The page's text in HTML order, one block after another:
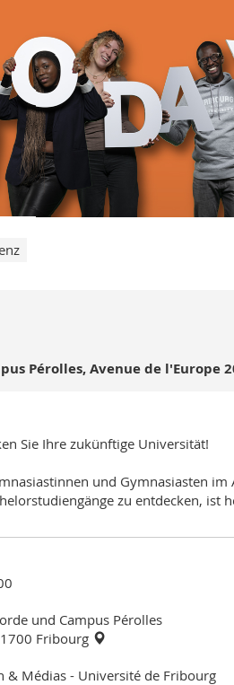
Pérolles, Avenue de l'Europe
Sie Ihre zukünftige Universität!
und Gymnasiasten im
zu entdecken, ist
und Campus Pérolles
Fribourg
& Médias - Université de Fribourg